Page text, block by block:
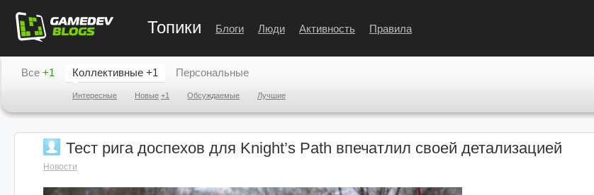
Топики Блоги Люди Активность Правила
Все +1 Коллективные +1
Интересные Новые +1 Обсуждаемые Лучшие
Персональные
Тест рига доспехов для Knight’s Path впечатлил своей детализацией
Новости